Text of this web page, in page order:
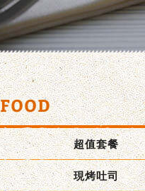
FOOD
超值套餐
現烤吐司